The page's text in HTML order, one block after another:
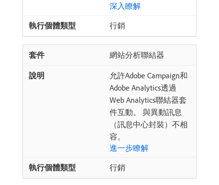
深入瞭解
行銷
網站分析聯結器
允許Adobe Campaign和
Adobe Analytics透過
Web Analytics聯結器套
件互動。 與異動訊息
（訊息中心封裝）不相
容。
進一步瞭解
行銷